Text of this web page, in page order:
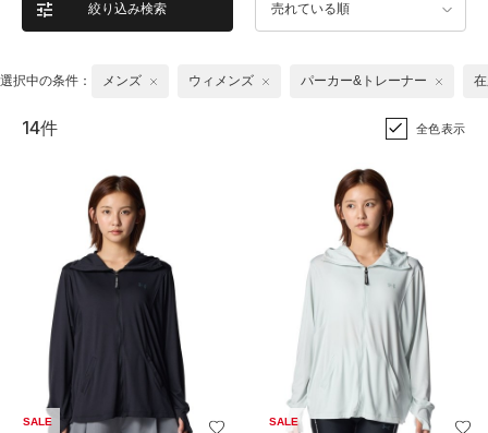
絞り込み検索 売れている順
選択中の条件： メンズ ウィメンズ パーカー&トレーナー
14件 全色表示
SALE SALE